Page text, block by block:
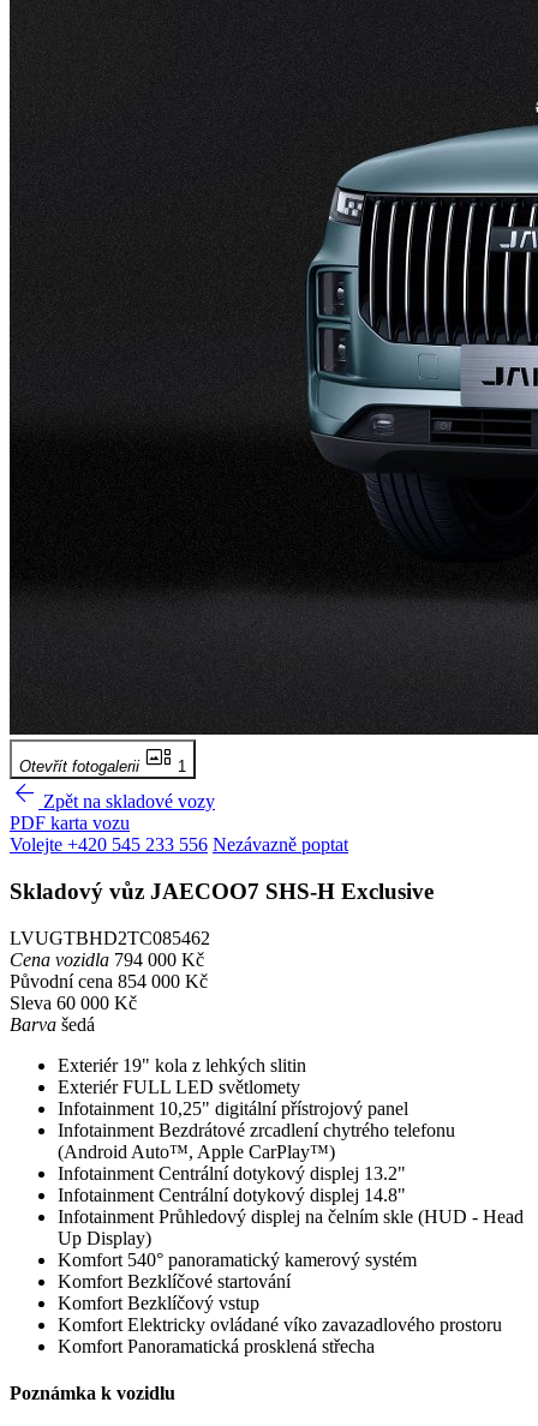
Otevřít fotogalerii gallery_thumbnail 1
arrow_back Zpět na skladové vozy
PDF karta vozu
Volejte +420 545 233 556 Nezávazně poptat
Skladový vůz JAECOO7 SHS-H Exclusive
LVUGTBHD2TC085462
Cena vozidla 794 000 Kč
Původní cena 854 000 Kč
Sleva 60 000 Kč
Barva šedá
Exteriér19" kola z lehkých slitin
ExteriérFULL LED světlomety
Infotainment 10,25" digitální přístrojový panel
Infotainment Bezdrátové zrcadlení chytrého telefonu
(Android Auto™, Apple CarPlay™)
Infotainment Centrální dotykový displej 13.2"
Infotainment Centrální dotykový displej 14.8"
Infotainment Průhledový displej na čelním skle (HUD - Head
Up Display)
Komfort 540° panoramatický kamerový systém
Komfort Bezklíčové startování
Komfort Bezklíčový vstup
Komfort Elektricky ovládané víko zavazadlového prostoru
Komfort Panoramatická prosklená střecha
Poznámka k vozidlu